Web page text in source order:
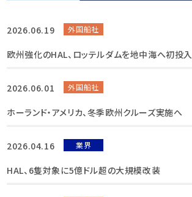
2026.06.19 外国船社
欧州強化のHAL、ロッテルダムを地中海へ初投入
2026.06.01 外国船社
ホーランド・アメリカ、冬季欧州クルーズ実施へ
2026.04.16 業界
HAL、6隻対象に5億ドル超の大規模改装